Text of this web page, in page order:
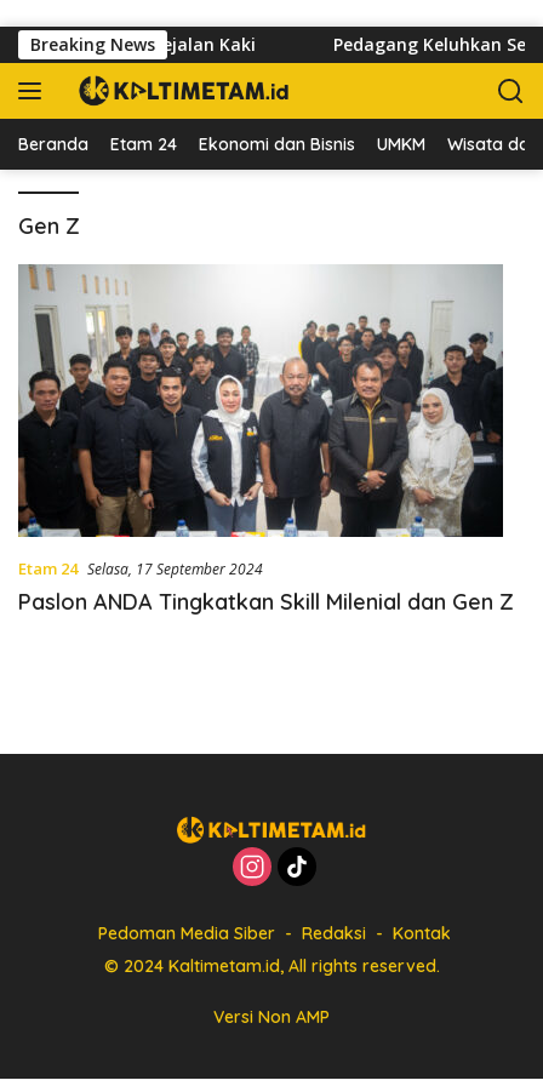
Breaking News
Hormati Hak Pejalan Kaki Pedagang Keluhkan
Beranda Etam 24 Ekonomi dan Bisnis UMKM Wisata dan
Gen Z
Etam 24 Selasa, 17 September 2024
Paslon ANDA Tingkatkan Skill Milenial dan Gen Z
Pedoman Media Siber Redaksi
Kontak
© 2024 Kaltimetam.id, All rights reserved.
Versi Non AMP